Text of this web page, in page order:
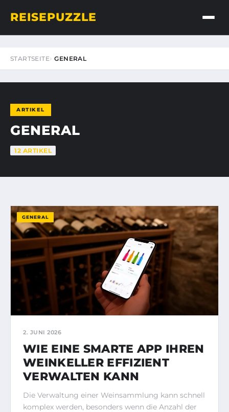
REISEPUZZLE
STARTSEITE GENERAL
ARTIKEL
GENERAL
12 ARTIKEL
GENERAL
2. JUNI 2026
WIE EINE SMARTE APP IHREN
WEINKELLER EFFIZIENT
VERWALTEN KANN
Die Verwaltung einer Weinsammlung kann schnell
komplex werden, besonders wenn die Anzahl der